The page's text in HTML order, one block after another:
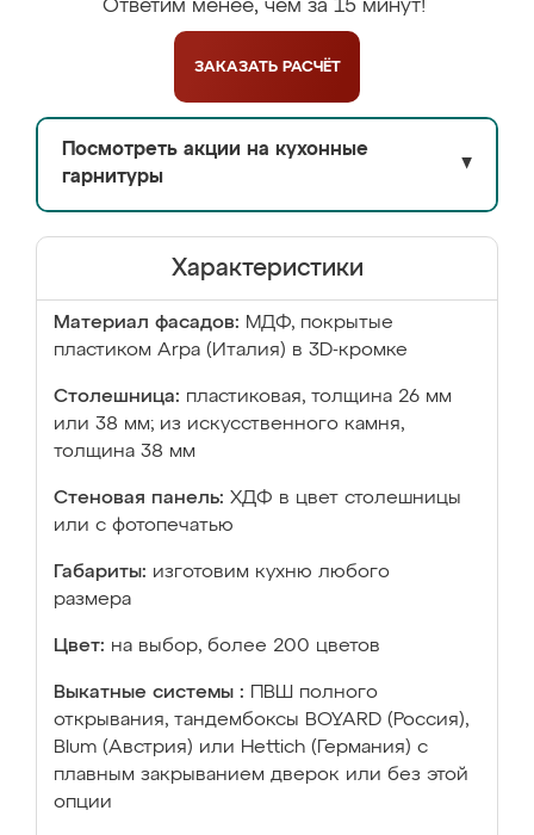
Ответим менее, чем за 15 минут!
ЗАКАЗАТЬ РАСЧЁТ
Посмотреть акции на кухонные
гарнитуры
▼
Характеристики
Материал фасадов: МДФ, покрытые
пластиком Arpa (Италия) в 3D-кромке
Столешница: пластиковая, толщина 26 мм
или 38 мм; из искусственного камня,
толщина 38 мм
Стеновая панель: ХДФ в цвет столешницы
или с фотопечатью
Габариты: изготовим кухню любого
размера
Цвет: на выбор, более 200 цветов
Выкатные системы :
ПВШ полного
открывания, тандембоксы BOYARD (Россия),
Blum (Австрия) или Hettich (Германия) с
плавным закрыванием дверок или без этой
опции